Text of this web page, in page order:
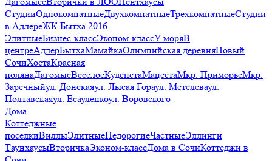
СтудииОднокомнатныеДвухкомнатныеТрехкомнатныеСтудии
в АдлереЖК Бытха 2016
ЭлитныеБизнес-классЭконом-классУ моряВ
центреАдлерБытхаМамайкаОлимпийская деревняНовый
СочиХостаКрасная
полянаДагомысВеселоеКудепстаМацестаМкр. ПриморьеМкр.
Заречныйул. Донскаяул. Лысая Гораул. Метелеваул.
Полтавскаяул. Есауленкоул. Воровского
Дома
Коттеджные
поселкиВиллыЭлитныеНедорогиеЧастныеЭллинги
ТаунхаусыВторичкаЭконом-классДома в СочиКоттеджи в